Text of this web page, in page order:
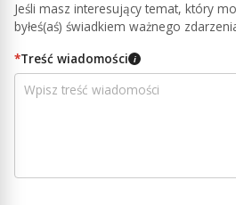
Jeśli masz interesujący temat, który
byłeś(aś) świadkiem ważnego
*Treść wiadomości i